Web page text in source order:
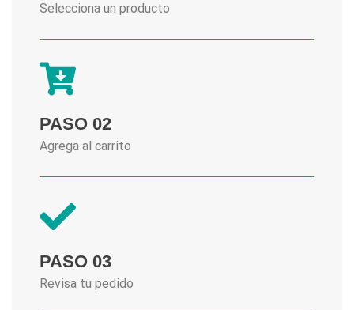
Selecciona un producto
PASO 02
Agrega al carrito
PASO 03
Revisa tu pedido